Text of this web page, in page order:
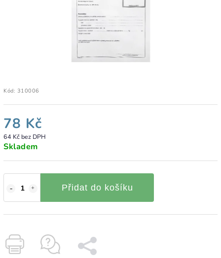
Kód: 310006
78 Kč
64 Kč bez DPH
Skladem
Přidat do košíku